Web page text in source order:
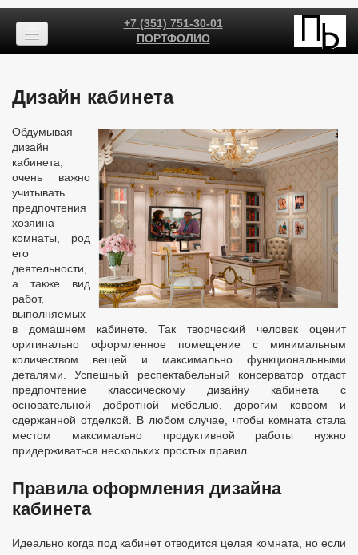
+7 (351) 751-30-01
ПОРТФОЛИО
Дизайн кабинета
Обдумывая
дизайн
кабинета,
очень важно
учитывать
предпочтения
хозяина
комнаты, род
его
деятельности,
а также вид
работ,
выполняемых
в домашнем кабинете. Так творческий человек оценит
оригинально оформленное помещение с минимальным
количеством вещей и максимально функциональными
деталями. Успешный респектабельный консерватор отдаст
предпочтение классическому дизайну кабинета с
основательной добротной мебелью, дорогим ковром и
сдержанной отделкой. В любом случае, чтобы комната стала
местом максимально продуктивной работы нужно
придерживаться нескольких простых правил.
Правила оформления дизайна
кабинета
Идеально когда под кабинет отводится целая комната, но если